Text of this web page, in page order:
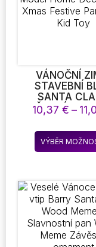
VÁNOČNÍ
STAVEBNÍ
SANTA
SNĚHULÁK ELK
MICRO BRICK
ASSEMBLY
HOME
XMAS FESTIVE
10,37€ –
VÝBĚR